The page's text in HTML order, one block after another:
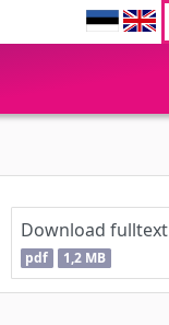
Download fulltext
pdf 1,2 MB